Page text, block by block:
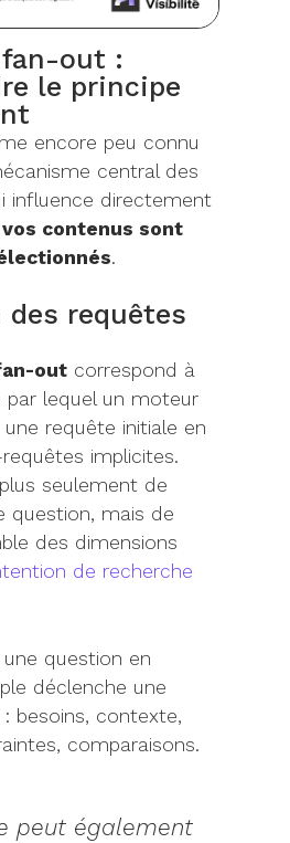
fan-out :
le principe
encore peu connu
central des
influence directement
contenus sont
.
requêtes
outcorrespond à
par lequel un moteur
requête initiale en
implicites.
plus seulement de
question, mais de
des dimensions
de recherche
question en
déclenche une
: besoins, contexte,
comparaisons.
peut également